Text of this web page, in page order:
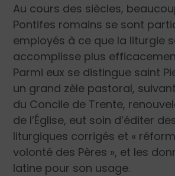
Au cours des siècles,
Pontifes romains se sont
employés à ce que la liturgie
accomplisse plus
Parmi eux se distingue saint
un grand zèle pastoral,
du Concile de Trente,
de l’Église, eut soin d’éditer
liturgiques corrigés et «
volonté des Pères », et les
latine pour son usage.